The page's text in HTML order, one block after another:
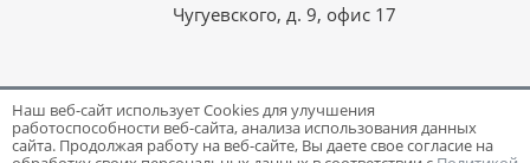
Чугуевского, д. 9, офис 17
Разработка и поддержка сайта -Victory
Наш веб-сайт использует Cookies для улучшения
работоспособности веб-сайта, анализа использования данных
сайта. Продолжая работу на веб-сайте, Вы даете свое согласие на